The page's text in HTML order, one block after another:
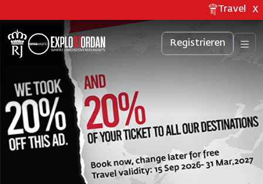
Travel X
Registrieren